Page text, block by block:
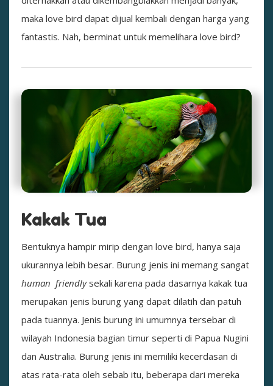
maka love bird dapat dijual kembali dengan harga yang
fantastis. Nah, berminat untuk memelihara love bird?
Kakak Tua
Bentuknya hampir mirip dengan love bird, hanya saja
ukurannya lebih besar. Burung jenis ini memang sangat
human friendlysekali karena pada dasarnya kakak tua
merupakan jenis burung yang dapat dilatih dan patuh
pada tuannya. Jenis burung ini umumnya tersebar di
wilayah Indonesia bagian timur seperti di Papua Nugini
dan Australia. Burung jenis ini memiliki kecerdasan di
atas rata-rata oleh sebab itu, beberapa dari mereka